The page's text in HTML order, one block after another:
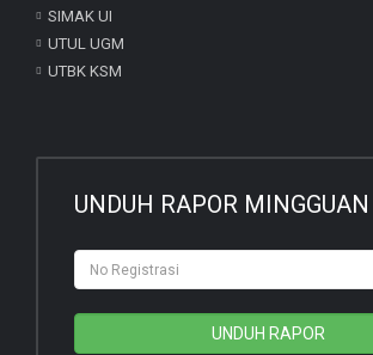
SIMAK UI
UTUL UGM
UTBK KSM
UNDUH RAPOR MINGGUAN
UNDUH RAPOR